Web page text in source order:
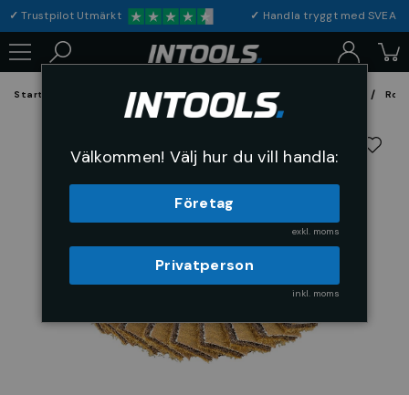
✓Trustpilot Utmärkt ✓ Handla tryggt med
Startsida Förbrukning & Maskintillbehör Fil, Slip och Borstar
Välkommen! Välj hur du vill handla:
Företag
exkl. moms
Privatperson
inkl. moms